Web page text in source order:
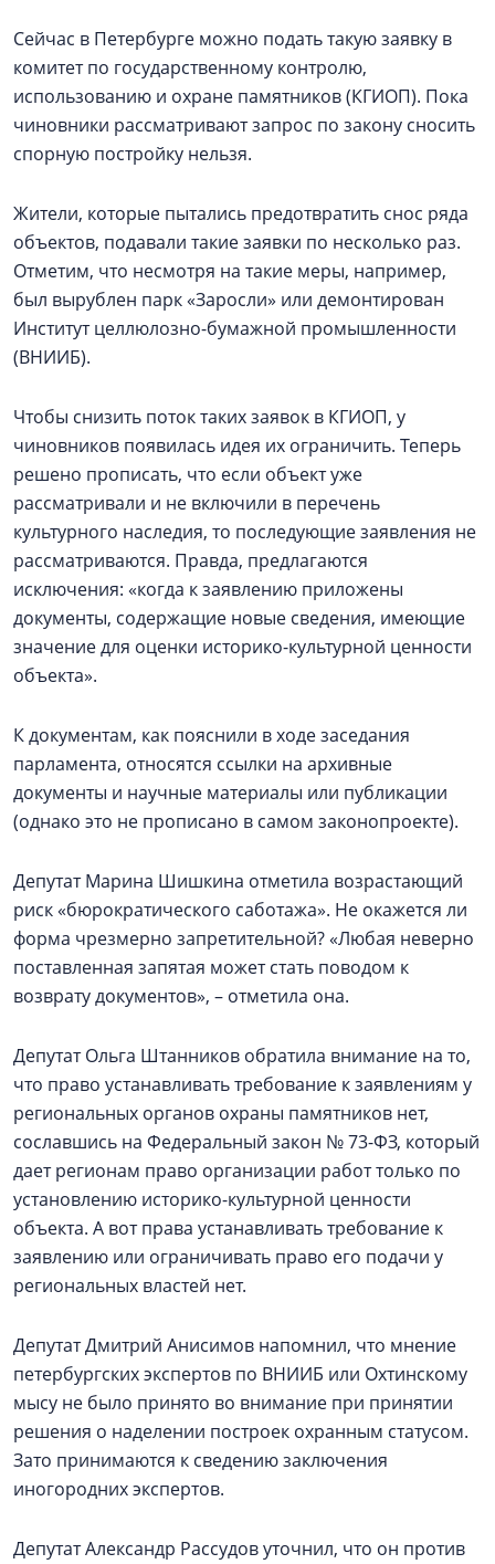
Сейчас в Петербурге можно подать такую заявку в
комитет по государственному контролю,
использованию и охране памятников (КГИОП). Пока
чиновники рассматривают запрос по закону сносить
спорную постройку нельзя.
Жители, которые пытались предотвратить снос ряда
объектов, подавали такие заявки по несколько раз.
Отметим, что несмотря на такие меры, например,
был вырублен парк «Заросли» или демонтирован
Институт целлюлозно-бумажной промышленности
(ВНИИБ).
Чтобы снизить поток таких заявок в КГИОП, у
чиновников появилась идея их ограничить. Теперь
решено прописать, что если объект уже
рассматривали и не включили в перечень
культурного наследия, то последующие заявления не
рассматриваются. Правда, предлагаются
исключения: «когда к заявлению приложены
документы, содержащие новые сведения, имеющие
значение для оценки историко-культурной ценности
объекта».
К документам, как пояснили в ходе заседания
парламента, относятся ссылки на архивные
документы и научные материалы или публикации
(однако это не прописано в самом законопроекте).
Депутат Марина Шишкина отметила возрастающий
риск «бюрократического саботажа». Не окажется ли
форма чрезмерно запретительной? «Любая неверно
поставленная запятая может стать поводом к
возврату документов», – отметила она.
Депутат Ольга Штанников обратила внимание на то,
что право устанавливать требование к заявлениям у
региональных органов охраны памятников нет,
сославшись на Федеральный закон № 73-ФЗ, который
дает регионам право организации работ только по
установлению историко-культурной ценности
объекта. А вот права устанавливать требование к
заявлению или ограничивать право его подачи у
региональных властей нет.
Депутат Дмитрий Анисимов напомнил, что мнение
петербургских экспертов по ВНИИБ или Охтинскому
мысу не было принято во внимание при принятии
решения о наделении построек охранным статусом.
Зато принимаются к сведению заключения
иногородних экспертов.
Депутат Александр Рассудов уточнил, что он против